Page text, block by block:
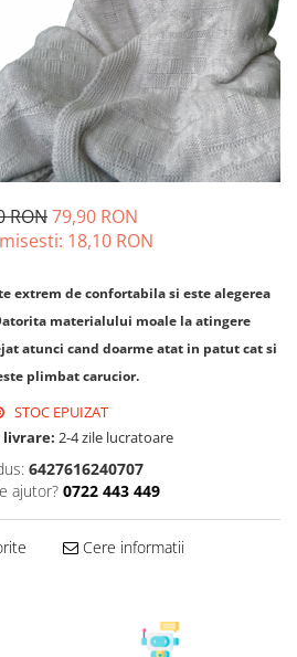
RON79,90 RON
18,10 RON
extrem de confortabila si este alegerea
materialului moale la atingere
atunci cand doarme atat in patut cat si
plimbat carucior.
STOC EPUIZAT
livrare: 2-4 zile lucratoare
6427616240707
ajutor? 0722 443 449
Cere informatii